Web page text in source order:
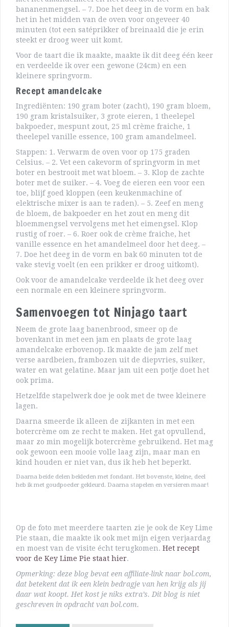
bananenmengsel. – 7. Doe het deeg in de vorm en bak
het in het midden van de oven voor ongeveer 40
minuten (tot een satéprikker of breinaald die je erin
steekt er droog weer uit komt.
Voor de taart die ik maakte, maakte ik dit deeg één keer
en verdeelde ik over een gewone (24cm) en een
kleinere springvorm.
Recept amandelcake
Ingrediënten: 190 gram boter (zacht), 190 gram bloem,
190 gram kristalsuiker, 3 grote eieren, 1 theelepel
bakpoeder, mespunt zout, 25 ml crème fraiche, 1
theelepel vanille essence, 100 gram amandelmeel.
Stappen: 1. Verwarm de oven voor op 175 graden
Celsius. – 2. Vet een cakevorm of springvorm in met
boter en bestrooit met wat bloem. – 3. Klop de zachte
boter met de suiker. – 4. Voeg de eieren een voor een
toe, blijf goed kloppen (een keukenmachine of
elektrische mixer is aan te raden). – 5. Zeef en meng
de bloem, de bakpoeder en het zout en meng dit
bloemmengsel vervolgens met het eimengsel. Klop
rustig of roer. – 6. Roer ook de crème fraiche, het
vanille essence en het amandelmeel door het deeg. –
7. Doe het deeg in de vorm en bak 60 minuten tot de
vake stevig voelt (en een prikker er droog uitkomt).
Ook voor de amandelcake verdeelde ik het deeg over
een normale en een kleinere springvorm.
Samenvoegen tot Ninjago taart
Neem de grote laag banenbrood, smeer op de
bovenkant in met een jam en plaats de grote laag
amandelcake erbovenop. Ik maakte de jam zelf met
verse aardbeien, frambozen uit de diepvries, suiker,
water en wat gelatine. Maar jam uit een potje doet het
ook prima.
Hetzelfde stapelwerk doe je ook met de twee kleinere
lagen.
Daarna smeerde ik alleen de zijkanten in met een
botercrème om ze recht te maken. Het gat opvullend,
maar zo min mogelijk botercrème gebruikend. Het mag
ook gewoon een mooie volle laag zijn, maar man en
kind houden er niet van, dus ik heb het beperkt.
Daarna beide delen bekleden met fondant. Het bovenste, kleine, deel
heb ik met goudpoeder gekleurd. Daarna stapelen en versieren maar!
Op de foto met meerdere taarten zie je ook de Key Lime
Pie staan, die maakte ik ook met mijn eigen verjaardag
en moest van de visite écht terugkomen. Het recept
voor de Key Lime Pie staat hier.
Opmerking: deze blog bevat een affiliate-link naar bol.com,
dat betekent dat ik een klein bedragje van hen krijg als jij
daar wat koopt. Het kost je niks extra’s. Dit blog is niet
geschreven in opdracht van bol.com.